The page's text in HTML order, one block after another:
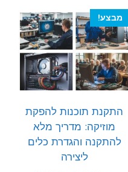
480.00 ₪.
300.00 ₪.
מבצע!
התקנת תוכנות להפקת
מוזיקה: מדריך מלא
להתקנה והגדרת כלים
ליצירה